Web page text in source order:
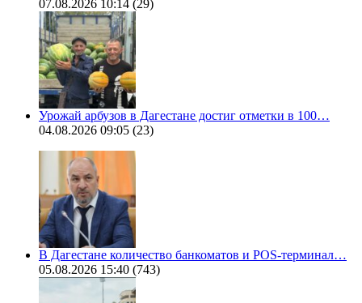
07.08.2026 10:14 (29)
Урожай арбузов в Дагестане достиг отметки в 100…
04.08.2026 09:05 (23)
В Дагестане количество банкоматов и POS-терминал…
05.08.2026 15:40 (743)